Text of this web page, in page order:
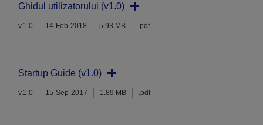
Ghidul utilizatorului (v1.0)
v.1.0 14-Feb-2018 5.93 MB .pdf
Startup Guide (v1.0)
v.1.0 15-Sep-2017 1.89 MB .pdf